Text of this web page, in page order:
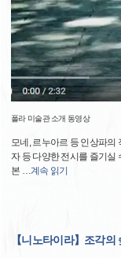
폴라 미술관 소개 동영상
모네, 르누아르 등 인상파의
자 등 다양한 전시를 즐기실
본 …계속 읽기
【니노타이라】조각의